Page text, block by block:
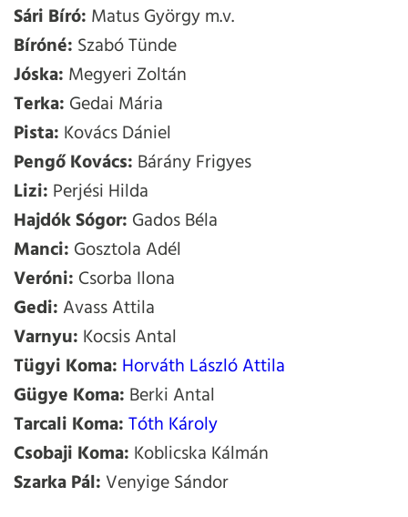
Sári Bíró: Matus György m.v.
Bíróné: Szabó Tünde
Jóska: Megyeri Zoltán
Terka: Gedai Mária
Pista: Kovács Dániel
Pengő Kovács: Bárány Frigyes
Lizi: Perjési Hilda
Hajdók Sógor: Gados Béla
Manci: Gosztola Adél
Veróni: Csorba Ilona
Gedi:Avass Attila
Varnyu: Kocsis Antal
Tügyi Koma: Horváth László Attila
Gügye Koma: Berki Antal
Tarcali Koma:Tóth Károly
Csobaji Koma: Koblicska Kálmán
Szarka Pál: Venyige Sándor